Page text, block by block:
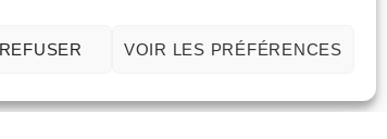
REFUSER VOIR LES PRÉFÉRENCES